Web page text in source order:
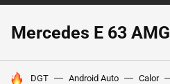
Mercedes E 63 AMG
HOY SE HABLA DE
DGT Android Auto Calor